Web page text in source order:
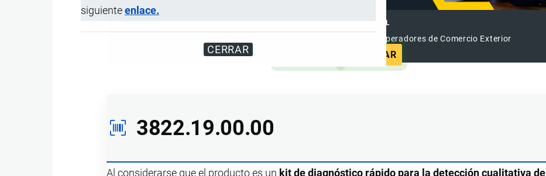
siguienteenlace.
CERRAR
DIRECTORIO INTERNACIONAL
Registre su Empresa en el Directorio Internacional de Operadores de Comercio Exterior
ANUNCIAR
3822.19.00.00
Al considerarse que el producto es un kit de diagnóstico rápido para la detección cualitativa del